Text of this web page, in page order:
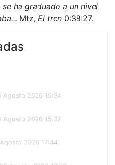
ha graduado a un nivel
Mtz, El tren 0:38:27.
Agosto 2026 15:34
Agosto 2026 15:32
2026 17:44